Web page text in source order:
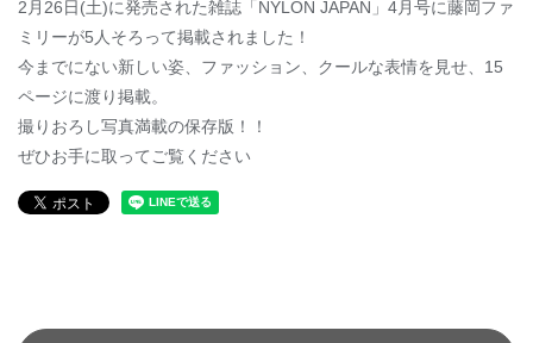
2月26日(土)に発売された雑誌「NYLON JAPAN」4月号に藤岡ファ
ミリーが5人そろって掲載されました！
今までにない新しい姿、ファッション、クールな表情を見せ、15
ページに渡り掲載。
撮りおろし写真満載の保存版！！
ぜひお手に取ってご覧ください